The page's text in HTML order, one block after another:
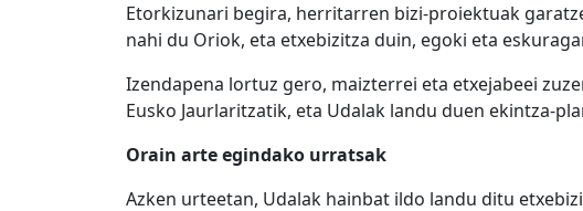
Etorkizunari begira, herritarren bizi-proiektuak
nahi du Oriok, eta etxebizitza duin, egoki eta
Izendapena lortuz gero, maizterrei eta etxejabeei
Eusko Jaurlaritzatik, eta Udalak landu duen ekintza-
Orain arte egindako urratsak
Azken urteetan, Udalak hainbat ildo landu ditu